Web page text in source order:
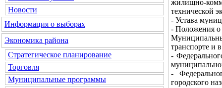
Новости
Информация о выборах
Экономика района
Стратегическое планирование
Торговля
Муниципальные программы
жилищно-
технической
- Устава
- Положения
транспорте и
-
-
городского